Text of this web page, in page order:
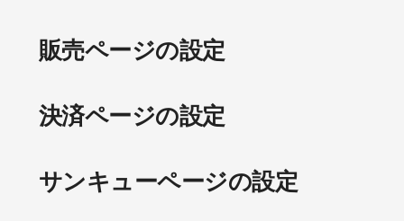
販売ページの設定
決済ページの設定
サンキューページの設定